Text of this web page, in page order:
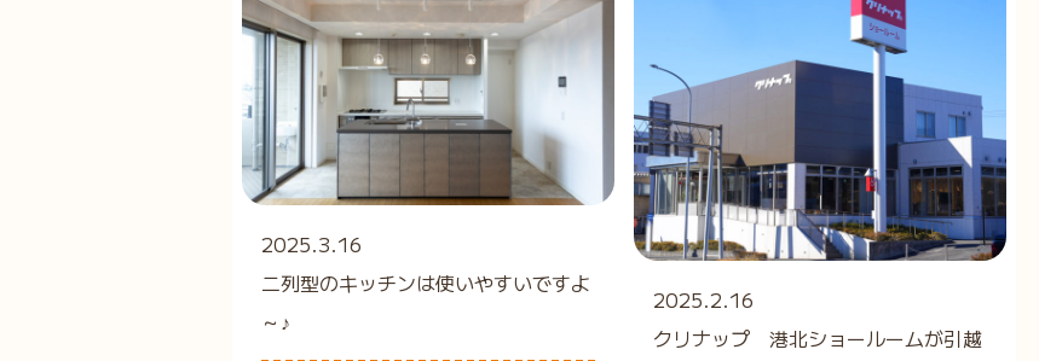
2025.3.16
二列型のキッチンは使いやすいですよ
～♪
2025.2.16
クリナップ 港北ショールームが引越